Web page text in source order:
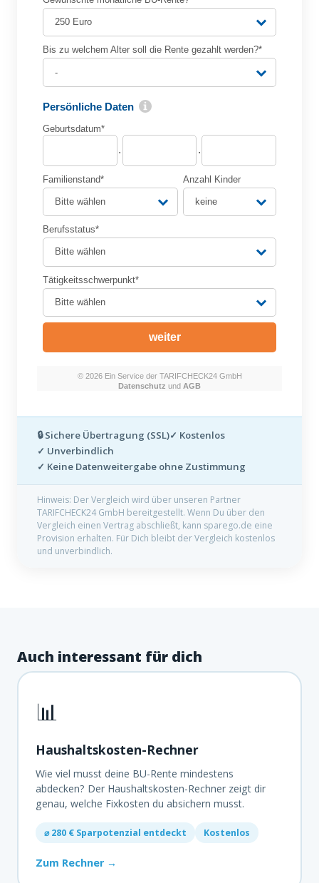
🔒 Sichere Übertragung (SSL)✓ Kostenlos
✓ Unverbindlich
✓ Keine Datenweitergabe ohne Zustimmung
Hinweis: Der Vergleich wird über unseren Partner
TARIFCHECK24 GmbH bereitgestellt. Wenn Du über den
Vergleich einen Vertrag abschließt, kann sparego.de eine
Provision erhalten. Für Dich bleibt der Vergleich kostenlos
und unverbindlich.
Auch interessant für dich
📊
Haushaltskosten-Rechner
Wie viel musst deine BU-Rente mindestens
abdecken? Der Haushaltskosten-Rechner zeigt dir
genau, welche Fixkosten du absichern musst.
⌀ 280 € Sparpotenzial entdeckt Kostenlos
Zum Rechner →